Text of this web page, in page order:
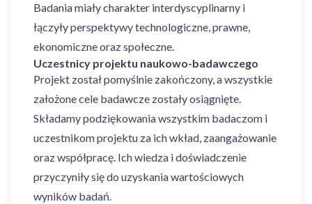
Badania miały charakter interdyscyplinarny i
łączyły perspektywy technologiczne, prawne,
ekonomiczne oraz społeczne.
Uczestnicy projektu naukowo-badawczego
Projekt został pomyślnie zakończony, a wszystkie
założone cele badawcze zostały osiągnięte.
Składamy podziękowania wszystkim badaczom i
uczestnikom projektu za ich wkład, zaangażowanie
oraz współpracę. Ich wiedza i doświadczenie
przyczyniły się do uzyskania wartościowych
wyników badań.